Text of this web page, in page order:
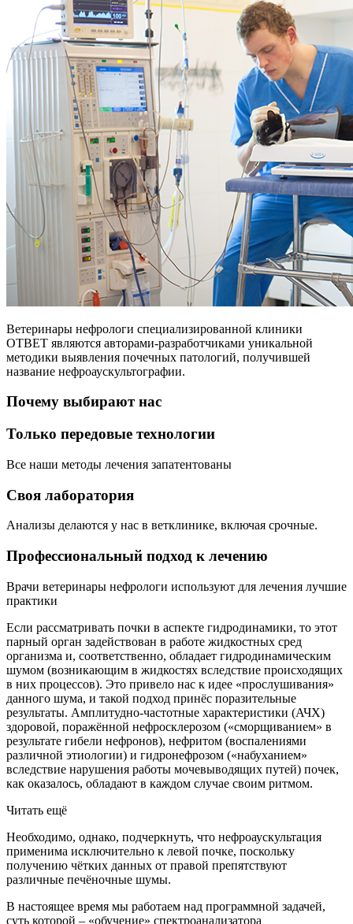
Ветеринары нефрологи специализированной клиники
ОТВЕТ являются авторами-разработчиками уникальной
методики выявления почечных патологий, получившей
название нефроаускультографии.
Почему выбирают нас
Только передовые технологии
Все наши методы лечения запатентованы
Своя лаборатория
Анализы делаются у нас в ветклинике, включая срочные.
Профессиональный подход к лечению
Врачи ветеринары нефрологи используют для лечения лучшие
практики
Если рассматривать почки в аспекте гидродинамики, то этот
парный орган задействован в работе жидкостных сред
организма и, соответственно, обладает гидродинамическим
шумом (возникающим в жидкостях вследствие происходящих
в них процессов). Это привело нас к идее «прослушивания»
данного шума, и такой подход принёс поразительные
результаты. Амплитудно-частотные характеристики (АЧХ)
здоровой, поражённой нефросклерозом («сморщиванием» в
результате гибели нефронов), нефритом (воспалениями
различной этиологии) и гидронефрозом («набуханием»
вследствие нарушения работы мочевыводящих путей) почек,
как оказалось, обладают в каждом случае своим ритмом.
Читать ещё
Необходимо, однако, подчеркнуть, что нефроаускультация
применима исключительно к левой почке, поскольку
получению чётких данных от правой препятствуют
различные печёночные шумы.
В настоящее время мы работаем над программной задачей,
суть которой – «обучение» спектроанализатора